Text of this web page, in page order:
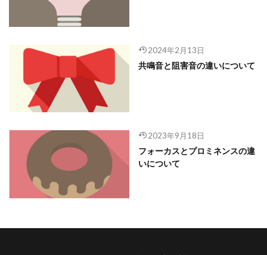
2024年2月13日
共鳴音と阻害音の違いについて
2023年9月18日
フォーカスとプロミネンスの違
いについて